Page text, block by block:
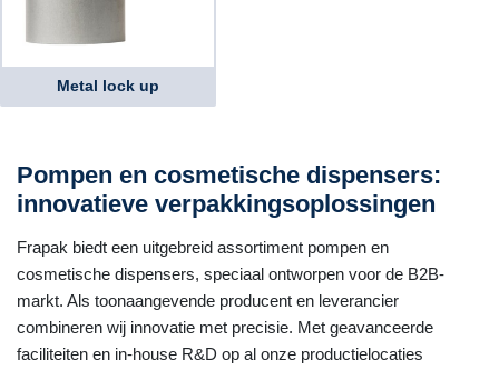
Metal lock up
Pompen en cosmetische dispensers:
innovatieve verpakkingsoplossingen
Frapak biedt een uitgebreid assortiment pompen en
cosmetische dispensers, speciaal ontworpen voor de B2B-
markt. Als toonaangevende producent en leverancier
combineren wij innovatie met precisie. Met geavanceerde
faciliteiten en in-house R&D op al onze productielocaties